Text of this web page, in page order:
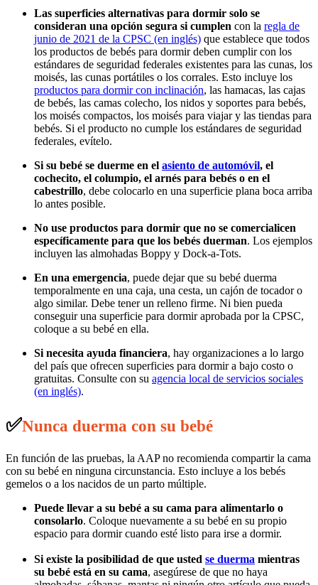
Las superficies alternativas para dormir solo se
consideran una opción segura si cumplen con la regla de
junio de 2021 de la CPSC (en inglés) que establece que todos
los productos de bebés para dormir deben cumplir con los
estándares de seguridad federales existentes para las cunas, los
moisés, las cunas portátiles o los corrales. Esto incluye los
productos para dormir con inclinación, las hamacas, las cajas
de bebés, las camas colecho, los nidos y soportes para bebés,
los moisés compactos, los moisés para viajar y las tiendas para
bebés. Si el producto no cumple los estándares de seguridad
federales, evítelo.
Si su bebé se duerme en el asiento de automóvil, el
cochecito, el columpio, el arnés para bebés o en el
cabestrillo, debe colocarlo en una superficie plana boca arriba
lo antes posible.
No use productos para dormir que no se comercialicen
específicamente para que los bebés duerman. Los ejemplos
incluyen las almohadas Boppy y Dock-a-Tots.
En una emergencia, puede dejar que su bebé duerma
temporalmente en una caja, una cesta, un cajón de tocador o
algo similar. Debe tener un relleno firme. Ni bien pueda
conseguir una superficie para dormir aprobada por la CPSC,
coloque a su bebé en ella.
Si necesita ayuda financiera, hay organizaciones a lo largo
del país que ofrecen superficies para dormir a bajo costo o
gratuitas. Consulte con su agencia local de servicios sociales
(en inglés).
✅Nunca duerma con su bebé
En función de las pruebas, la AAP no recomienda compartir la cama
con su bebé en ninguna circunstancia. Esto incluye a los bebés
gemelos o a los nacidos de un parto múltiple.
Puede llevar a su bebé a su cama para alimentarlo o
consolarlo. Coloque nuevamente a su bebé en su propio
espacio para dormir cuando esté listo para irse a dormir.
Si existe la posibilidad de que usted se duerma mientras
su bebé está en su cama, asegúrese de que no haya